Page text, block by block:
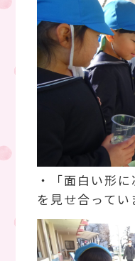
・「面白い形
を見せ合って